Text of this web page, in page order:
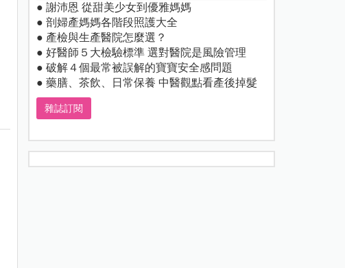
● 謝沛恩 從甜美少女到優雅媽媽
● 剖婦產媽媽各階段照護大全
● 產檢與生產醫院怎麼選？
● 好醫師５大檢驗標準 選對醫院是風險管理
● 破解４個最常被誤解的寶寶安全感問題
● 藥膳、茶飲、日常保養 中醫觀點看產後掉髮
雜誌訂閱